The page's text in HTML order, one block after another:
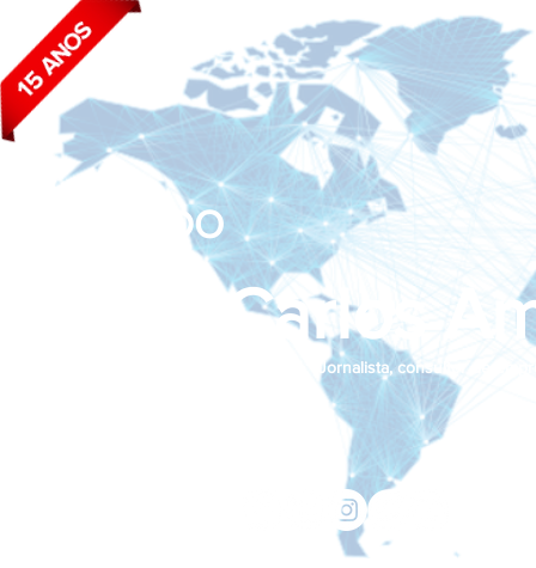
João Carlos
BLOG DO
Jornalista, consultor de